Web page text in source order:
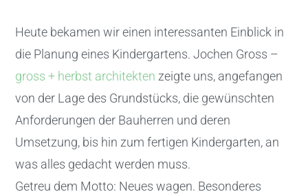
Heute bekamen wir einen interessanten Einblick in
die Planung eines Kindergartens. Jochen Gross –
gross + herbst architekten zeigte uns, angefangen
von der Lage des Grundstücks, die gewünschten
Anforderungen der Bauherren und deren
Umsetzung, bis hin zum fertigen Kindergarten, an
was alles gedacht werden muss.
Getreu dem Motto: Neues wagen. Besonderes